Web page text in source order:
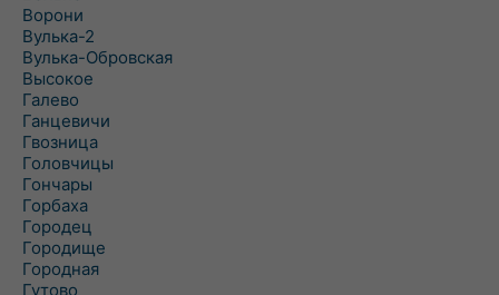
Ворони
Вулька-2
Вулька-Обровская
Высокое
Галево
Ганцевичи
Гвозница
Головчицы
Гончары
Горбаха
Городец
Городище
Городная
Гутово